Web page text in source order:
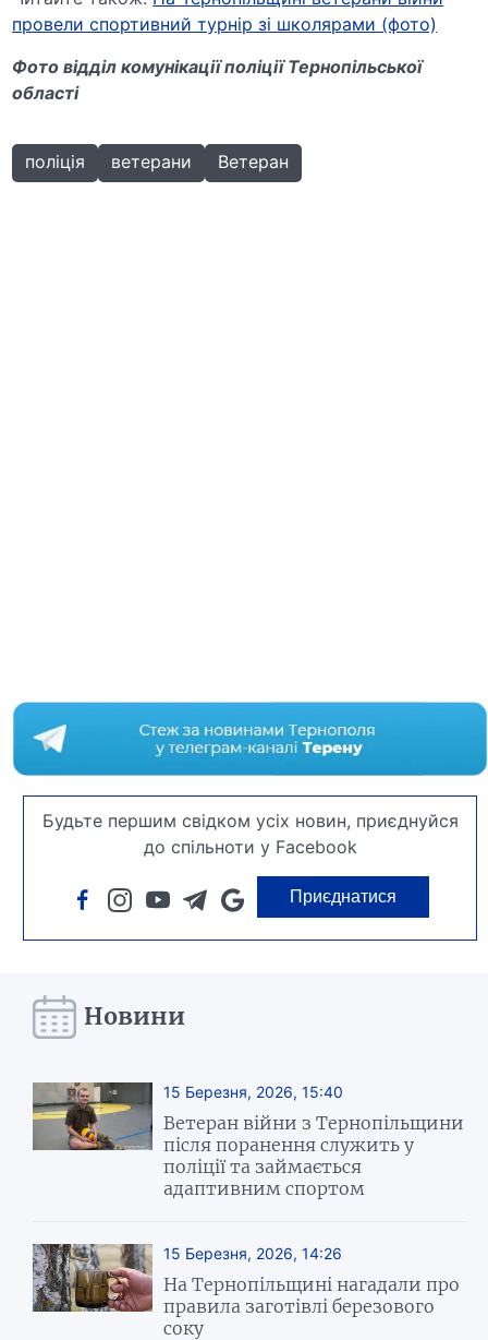
провели спортивний турнір зі школярами (фото)
Фото відділ комунікації поліції Тернопільської
області
поліція ветерани Ветеран
Будьте першим свідком усіх новин, приєднуйся
до спільноти у Facebook
Приєднатися
Новини
15 Березня, 2026, 15:40
Ветеран війни з Тернопільщини
після поранення служить у
поліції та займається
адаптивним спортом
15 Березня, 2026, 14:26
На Тернопільщині нагадали про
правила заготівлі березового
соку